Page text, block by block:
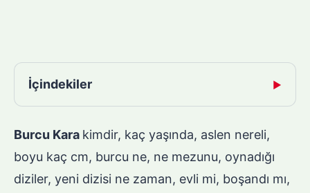
İçindekiler ▶
Burcu Kara kimdir, kaç yaşında, aslen nereli,
boyu kaç cm, burcu ne, ne mezunu, oynadığı
diziler, yeni dizisi ne zaman, evli mi, boşandı mı,